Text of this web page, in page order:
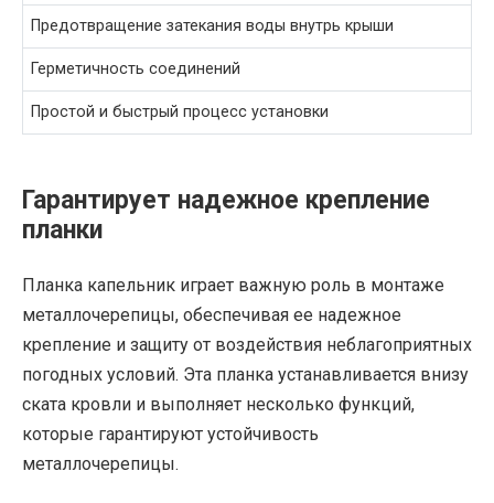
Предотвращение затекания воды внутрь крыши
Герметичность соединений
Простой и быстрый процесс установки
Гарантирует надежное крепление
планки
Планка капельник играет важную роль в монтаже
металлочерепицы, обеспечивая ее надежное
крепление и защиту от воздействия неблагоприятных
погодных условий. Эта планка устанавливается внизу
ската кровли и выполняет несколько функций,
которые гарантируют устойчивость
металлочерепицы.